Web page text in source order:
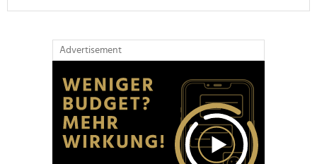
Advertisement